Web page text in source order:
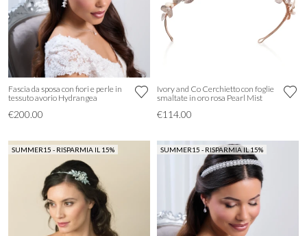
Fascia da sposa con fiori e perle in
tessuto avorio Hydrangea
€200.00
Ivory and Co Cerchietto con foglie
smaltate in oro rosa Pearl Mist
€114.00
SUMMER15 - RISPARMIA IL 15% SUMMER15 - RISPARMIA IL 15%